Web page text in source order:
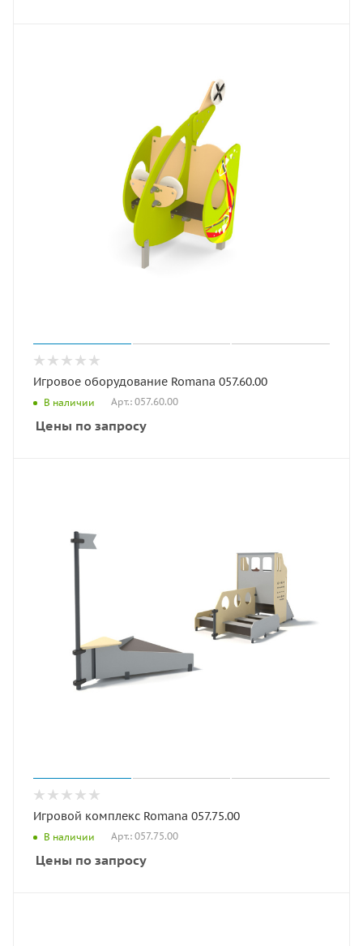
Игровое оборудование Romana 057.60.00
В наличии Арт.: 057.60.00
Цены по запросу
Игровой комплекс Romana 057.75.00
В наличии Арт.: 057.75.00
Цены по запросу